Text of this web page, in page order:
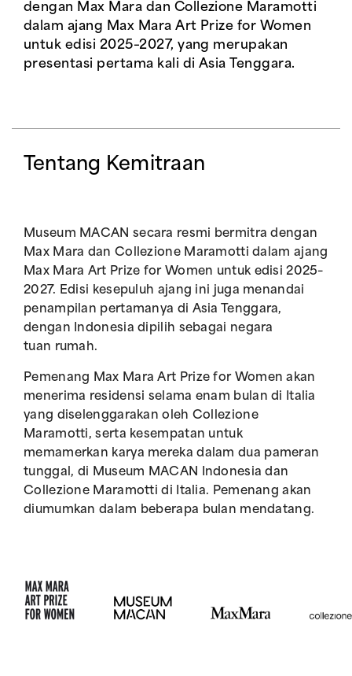
dengan Max Mara dan Collezione Maramotti
dalam ajang Max Mara Art Prize for Women
untuk edisi 2025–2027, yang merupakan
presentasi pertama kali di Asia Tenggara.
Tentang Kemitraan
Museum MACAN secara resmi bermitra dengan
Max Mara dan Collezione Maramotti dalam ajang
Max Mara Art Prize for Women untuk edisi 2025–
2027. Edisi kesepuluh ajang ini juga menandai
penampilan pertamanya di Asia Tenggara,
dengan Indonesia dipilih sebagai negara
tuan rumah.
Pemenang Max Mara Art Prize for Women akan
menerima residensi selama enam bulan di Italia
yang diselenggarakan oleh Collezione
Maramotti, serta kesempatan untuk
memamerkan karya mereka dalam dua pameran
tunggal, di Museum MACAN Indonesia dan
Collezione Maramotti di Italia. Pemenang akan
diumumkan dalam beberapa bulan mendatang.